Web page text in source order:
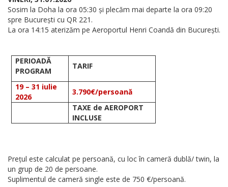
Sosim la Doha la ora 05:30 și plecăm mai departe la ora 09:20
spre București cu QR 221.
La ora 14:15 aterizăm pe Aeroportul Henri Coandă din București.
PERIOADĂ
PROGRAM
TARIF
19 – 31 iulie
2026
3.790€/persoană
TAXE de AEROPORT
INCLUSE
Prețul este calculat pe persoană, cu loc în cameră dublă/ twin, la
un grup de 20 de persoane.
Suplimentul de cameră single este de 750 €/persoană.